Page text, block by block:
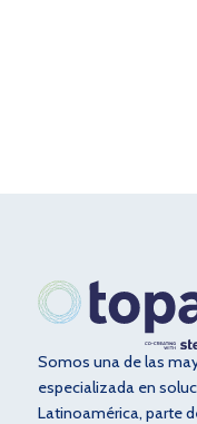
Somos una de las
especializada en
Latinoamérica, parte